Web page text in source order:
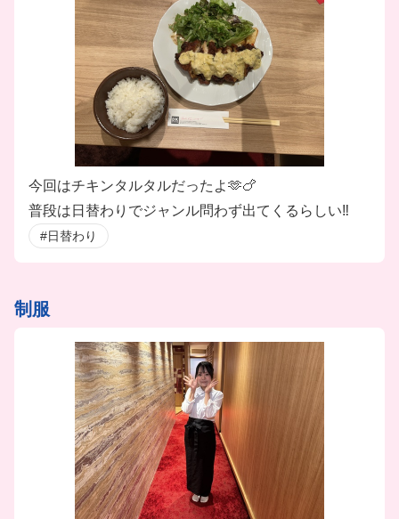
今回はチキンタルタルだったよ🫶🍗
普段は日替わりでジャンル問わず出てくるらしい‼️
#日替わり
制服